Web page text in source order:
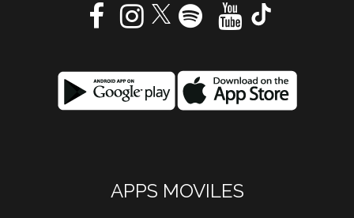
APPS MOVILES